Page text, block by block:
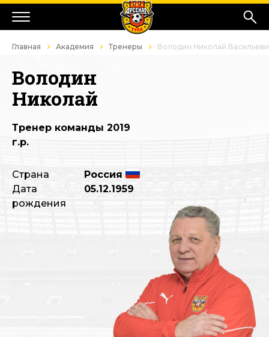
Главная Академия Тренеры Володин Николай
Володин
Николай
Тренер команды 2019
г.р.
Страна
Дата
рождения
Россия
05.12.1959